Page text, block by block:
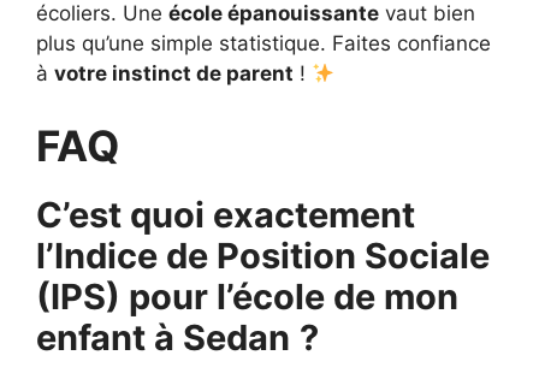
écoliers. Une école épanouissante vaut bien
plus qu’une simple statistique. Faites confiance
à votre instinct de parent !
FAQ
C’est quoi exactement
l’Indice de Position Sociale
(IPS) pour l’école de mon
enfant à Sedan ?